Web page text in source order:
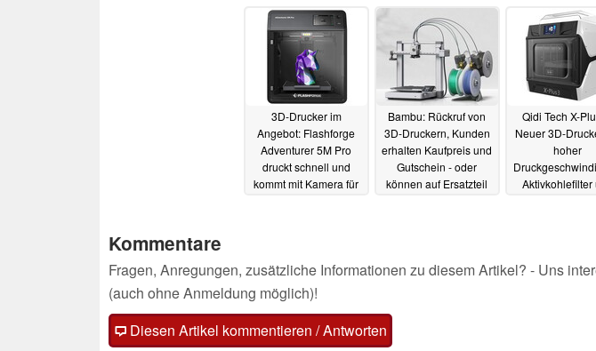
Autoleveling07.05.2024
3D-Drucker im
Angebot: Flashforge
Adventurer 5M Pro
druckt schnell und
kommt mit Kamera für
Bambu: Rückruf von
3D-Druckern, Kunden
erhalten Kaufpreis und
Gutschein - oder
können auf Ersatzteil
Qidi Tech X-
Neuer 3D-
hoher
Aktivkohlefilter
Kommentare
Fragen, Anregungen, zusätzliche Informationen zu diesem Artikel? - Uns
(auch ohne Anmeldung möglich)!
Diesen Artikel kommentieren / Antworten